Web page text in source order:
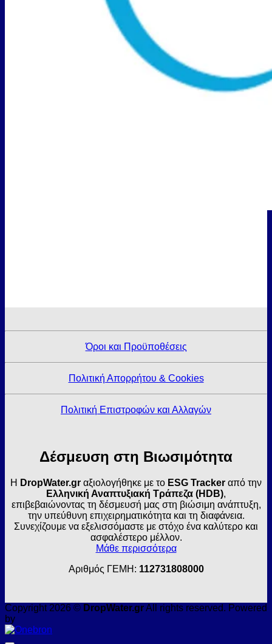
Όροι και Προϋποθέσεις
Πολιτική Απορρήτου & Cookies
Πολιτική Επιστροφών και Αλλαγών
Δέσμευση στη Βιωσιμότητα
Η DropWater.gr αξιολογήθηκε με το ESG Tracker από την
Ελληνική Αναπτυξιακή Τράπεζα (HDB),
επιβεβαιώνοντας τη δέσμευσή μας στη βιώσιμη ανάπτυξη,
την υπεύθυνη επιχειρηματικότητα και τη διαφάνεια.
Συνεχίζουμε να εξελισσόμαστε με στόχο ένα καλύτερο και
ασφαλέστερο μέλλον.
Μάθε περισσότερα
Αριθμός ΓΕΜΗ: 112731808000
Copyright 2026 © DropWater.grAll rights reserved. Powered
by